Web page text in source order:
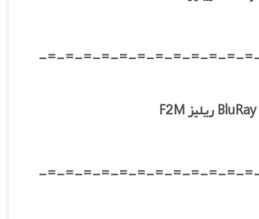
-=-=-=-=-=-=-=-=-=-=-=-
-=-=-=-=-=-=-=-=-=-=-=-